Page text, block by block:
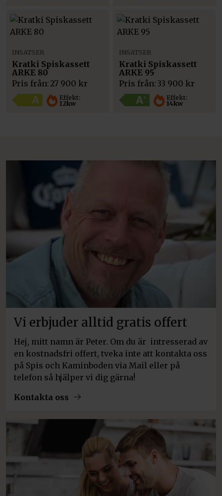
Effekt:
12kw
INSATSER
Kratki Spiskassett
ARKE 80
Pris från:27 900 kr
Effekt:
14kw
INSATSER
Kratki Spiskassett
ARKE 95
Pris från: 33 900 kr
Vi erbjuder alltid gratis offert
Hej, mitt namn är Peter. Om du är intresserad av
en kostnadsfri offert, tveka inte att kontakta oss
på Spis och Kaminboden via Mail eller på
telefon så hjälper vi dig gärna!
Kontakta oss